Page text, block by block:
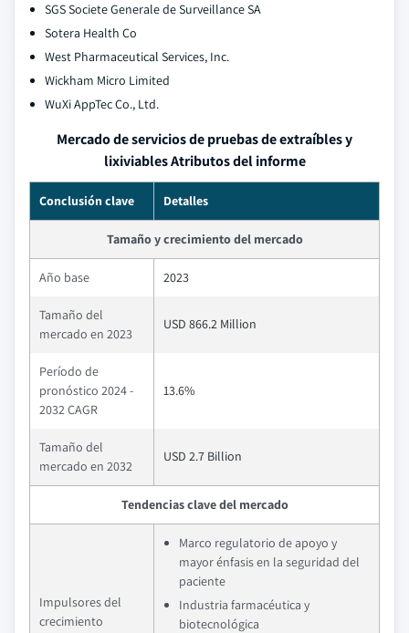
SGS Societe Generale de Surveillance SA
Sotera Health Co
West Pharmaceutical Services, Inc.
Wickham Micro Limited
WuXi AppTec Co., Ltd.
Mercado de servicios de pruebas de extraíbles y
lixiviables Atributos del informe
Conclusión clave Detalles
Tamaño y crecimiento del mercado
Año base 2023
Tamaño del
mercado en 2023
USD 866.2 Million
Período de
pronóstico 2024 -
2032 CAGR
13.6%
Tamaño del
mercado en 2032
USD 2.7 Billion
Tendencias clave del mercado
Impulsores del
crecimiento
Marco regulatorio de apoyo y
mayor énfasis en la seguridad del
paciente
Industria farmacéutica y
biotecnológica